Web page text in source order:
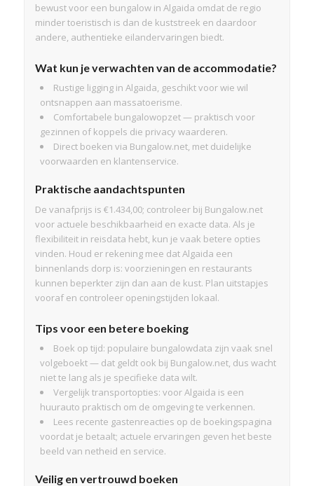
bewust voor een bungalow in Algaida omdat de regio
minder toeristisch is dan de kuststreek en daardoor
andere, authentieke eilandervaringen biedt.
Wat kun je verwachten van de accommodatie?
Rustige ligging in Algaida, geschikt voor wie wil
ontsnappen aan massatoerisme.
Comfortabele bungalowopzet — praktisch voor
gezinnen of koppels die privacy waarderen.
Direct boeken via Bungalow.net, met duidelijke
voorwaarden en klantenservice.
Praktische aandachtspunten
De vanafprijs is €1.434,00; controleer bij Bungalow.net
voor actuele beschikbaarheid en exacte data. Als je
flexibiliteit in reisdata hebt, kun je vaak betere opties
vinden. Houd er rekening mee dat Algaida een
binnenlands dorp is: voorzieningen en restaurants
kunnen beperkter zijn dan aan de kust. Plan uitstapjes
vooraf en controleer openingstijden lokaal.
Tips voor een betere boeking
Boek op tijd: populaire bungalowdata zijn vaak snel
volgeboekt — dat geldt ook bij Bungalow.net, dus wacht
niet te lang als je specifieke data wilt.
Vergelijk transportopties: voor Algaida is een
huurauto praktisch om de omgeving te verkennen.
Lees recente gastenreacties op de boekingspagina
voordat je betaalt; actuele ervaringen geven het beste
beeld van netheid en service.
Veilig en vertrouwd boeken